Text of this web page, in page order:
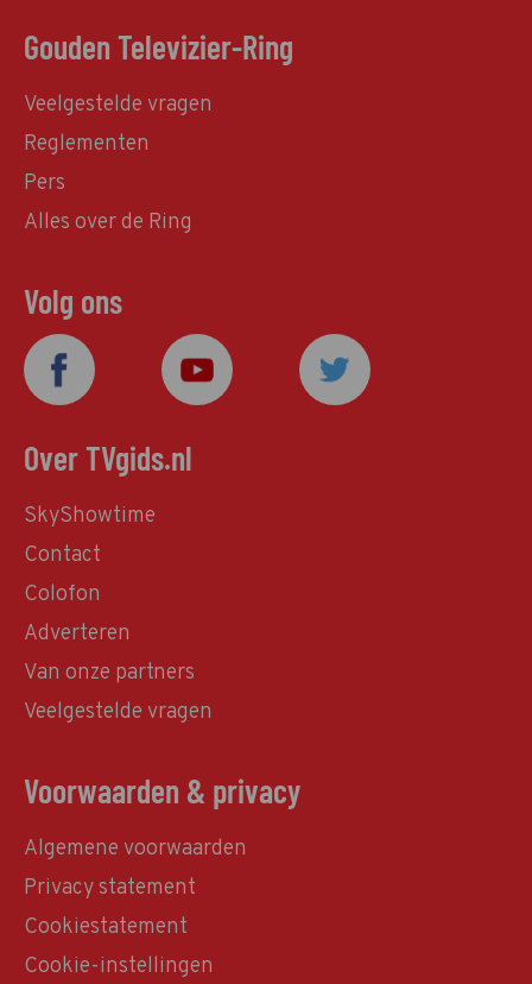
Gouden Televizier-Ring
Veelgestelde vragen
Reglementen
Pers
Alles over de Ring
Volg ons
Over TVgids.nl
SkyShowtime
Contact
Colofon
Adverteren
Van onze partners
Veelgestelde vragen
Voorwaarden & privacy
Algemene voorwaarden
Privacy statement
Cookiestatement
Cookie-instellingen